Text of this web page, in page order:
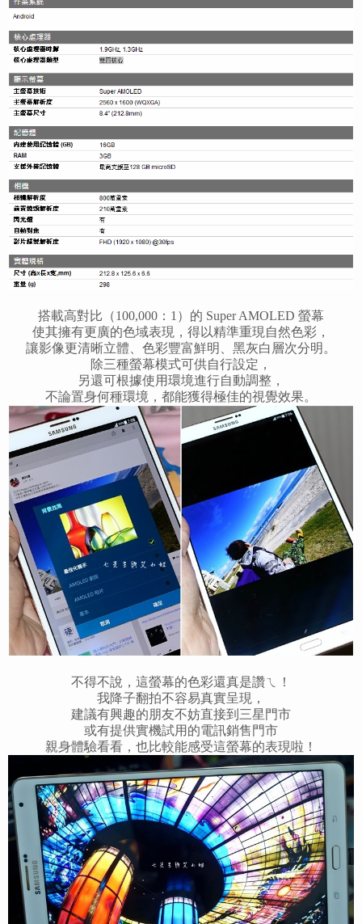
搭載高對比（100,000：1）的 Super AMOLED 螢幕
使其擁有更廣的色域表現，得以精準重現自然色彩，
讓影像更清晰立體、色彩豐富鮮明、黑灰白層次分明。
除三種螢幕模式可供自行設定，
另還可根據使用環境進行自動調整，
不論置身何種環境，都能獲得極佳的視覺效果。
不得不說，這螢幕的色彩還真是讚ㄟ！
我降子翻拍不容易真實呈現，
建議有興趣的朋友不妨直接到三星門市
或有提供實機試用的電訊銷售門市
親身體驗看看，也比較能感受這螢幕的表現啦！